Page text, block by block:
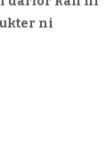
ni